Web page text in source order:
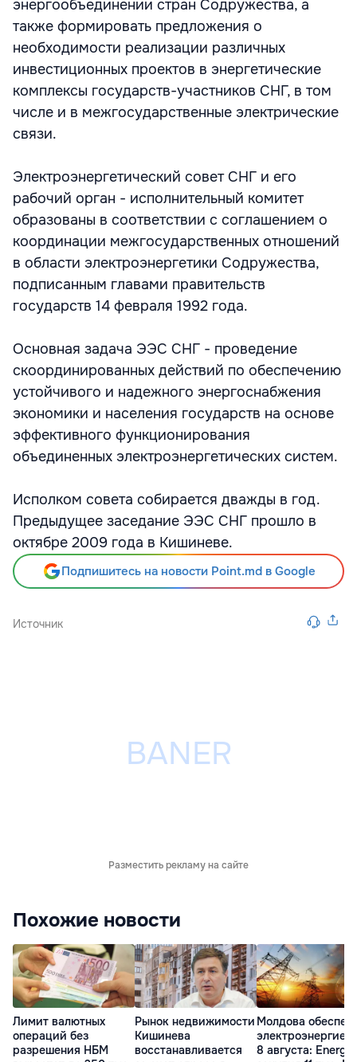
энергообъединении стран Содружества, а
также формировать предложения о
необходимости реализации различных
инвестиционных проектов в энергетические
комплексы государств-участников СНГ, в том
числе и в межгосударственные электрические
связи.
Электроэнергетический совет СНГ и его
рабочий орган - исполнительный комитет
образованы в соответствии с соглашением о
координации межгосударственных отношений
в области электроэнергетики Содружества,
подписанным главами правительств
государств 14 февраля 1992 года.
Основная задача ЭЭС СНГ - проведение
скоординированных действий по обеспечению
устойчивого и надежного энергоснабжения
экономики и населения государств на основе
эффективного функционирования
объединенных электроэнергетических систем.
Исполком совета собирается дважды в год.
Предыдущее заседание ЭЭС СНГ прошло в
октябре 2009 года в Кишиневе.
Подпишитесь на новости Point.md в Google
Источник
Разместить рекламу на сайте
Похожие новости
Лимит валютных
операций без
разрешения НБМ
Рынок недвижимости
Кишинева
восстанавливается
Молдова
электроэнергией
8 августа: